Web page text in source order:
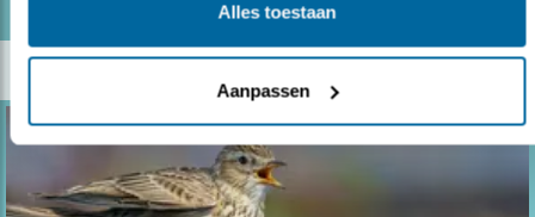
Alles toestaan
Aanpassen